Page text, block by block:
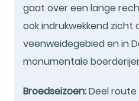
gaat over een lange
ook indrukwekkend zicht
veenweidegebied en in
monumentale
Broedseizoen:Deel route